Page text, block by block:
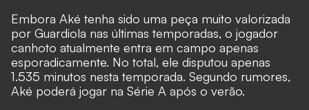
Embora Aké tenha sido uma peça muito valorizada
por Guardiola nas últimas temporadas, o jogador
canhoto atualmente entra em campo apenas
esporadicamente. No total, ele disputou apenas
1.535 minutos nesta temporada. Segundo rumores,
Aké poderá jogar na Série A após o verão.